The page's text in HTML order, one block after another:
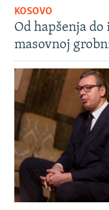
KOSOVO
Od hapšenja do
masovnoj